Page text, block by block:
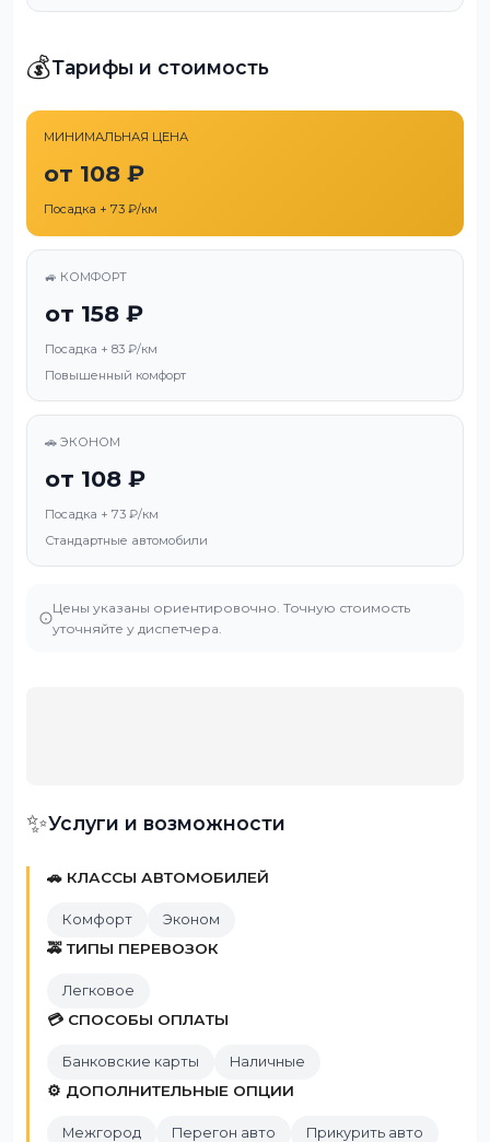
💰Тарифы и стоимость
МИНИМАЛЬНАЯ ЦЕНА
от 108 ₽
Посадка + 73 ₽/км
🚙 КОМФОРТ
от 158 ₽
Посадка + 83 ₽/км
Повышенный комфорт
🚗 ЭКОНОМ
от 108 ₽
Посадка + 73 ₽/км
Стандартные автомобили
Цены указаны ориентировочно. Точную стоимость
уточняйте у диспетчера.
✨Услуги и возможности
🚗 КЛАССЫ АВТОМОБИЛЕЙ
Комфорт Эконом
🚕 ТИПЫ ПЕРЕВОЗОК
Легковое
💳 СПОСОБЫ ОПЛАТЫ
Банковские карты Наличные
⚙️ ДОПОЛНИТЕЛЬНЫЕ ОПЦИИ
Межгород Перегон авто Прикурить авто